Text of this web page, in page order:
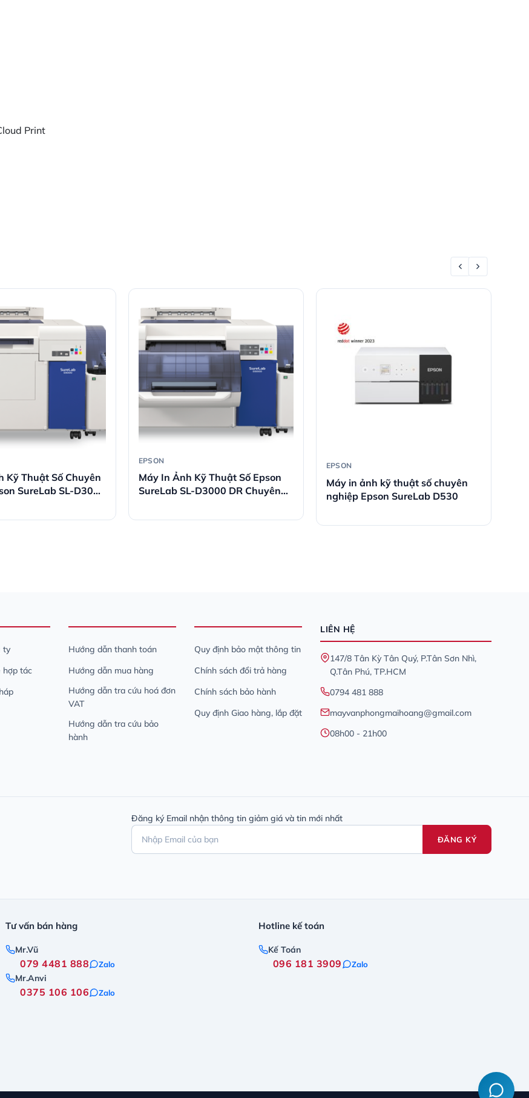
Print
Kỹ Thuật Số Chuyên
SureLab SL-D3000
EPSON
Máy In Ảnh Kỹ Thuật Số Epson
SureLab SL-D3000 DR Chuyên
EPSON
Máy in ảnh kỹ thuật số chuyên
nghiệp Epson SureLab D530
ty
hợp tác
Hướng dẫn thanh toán
Hướng dẫn mua hàng
Hướng dẫn tra cứu hoá đơn
VAT
Hướng dẫn tra cứu bảo
hành
Quy định bảo mật thông tin
Chính sách đổi trả hàng
Chính sách bảo hành
Quy định Giao hàng, lắp đặt
LIÊN HỆ
147/8 Tân Kỳ Tân Quý, P.Tân Sơn Nhì,
Q.Tân Phú, TP.HCM
0794 481 888
mayvanphongmaihoang@gmail.com
08h00 - 21h00
Đăng ký Email nhận thông tin giảm giá và tin mới nhất
ĐĂNG KÝ
Tư vấn bán hàng
Mr.Vũ
079 4481 888 Zalo
Mr.Anvi
0375 106 106 Zalo
Hotline kế toán
Kế Toán
096 181 3909 Zalo